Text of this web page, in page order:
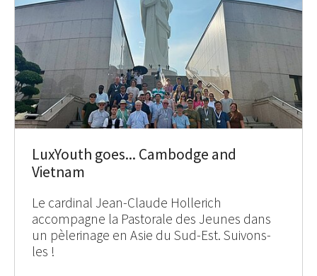
LuxYouth goes... Cambodge and
Vietnam
Le cardinal Jean-Claude Hollerich
accompagne la Pastorale des Jeunes dans
un pèlerinage en Asie du Sud-Est. Suivons-
les !